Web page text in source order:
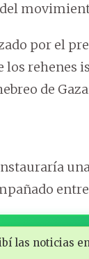
por el
los rehenes
de
las noticias